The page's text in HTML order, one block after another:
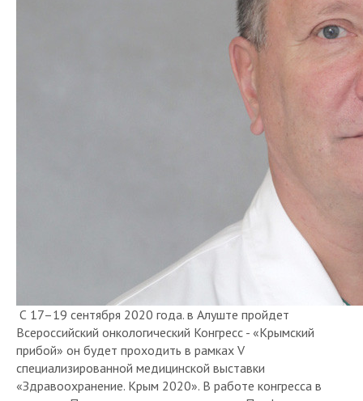
С 17–19 сентября 2020 года. в Алуште пройдет
Всероссийский онкологический Конгресс - «Крымский
прибой» он будет проходить в рамках V
специализированной медицинской выставки
«Здравоохранение. Крым 2020». В работе конгресса в